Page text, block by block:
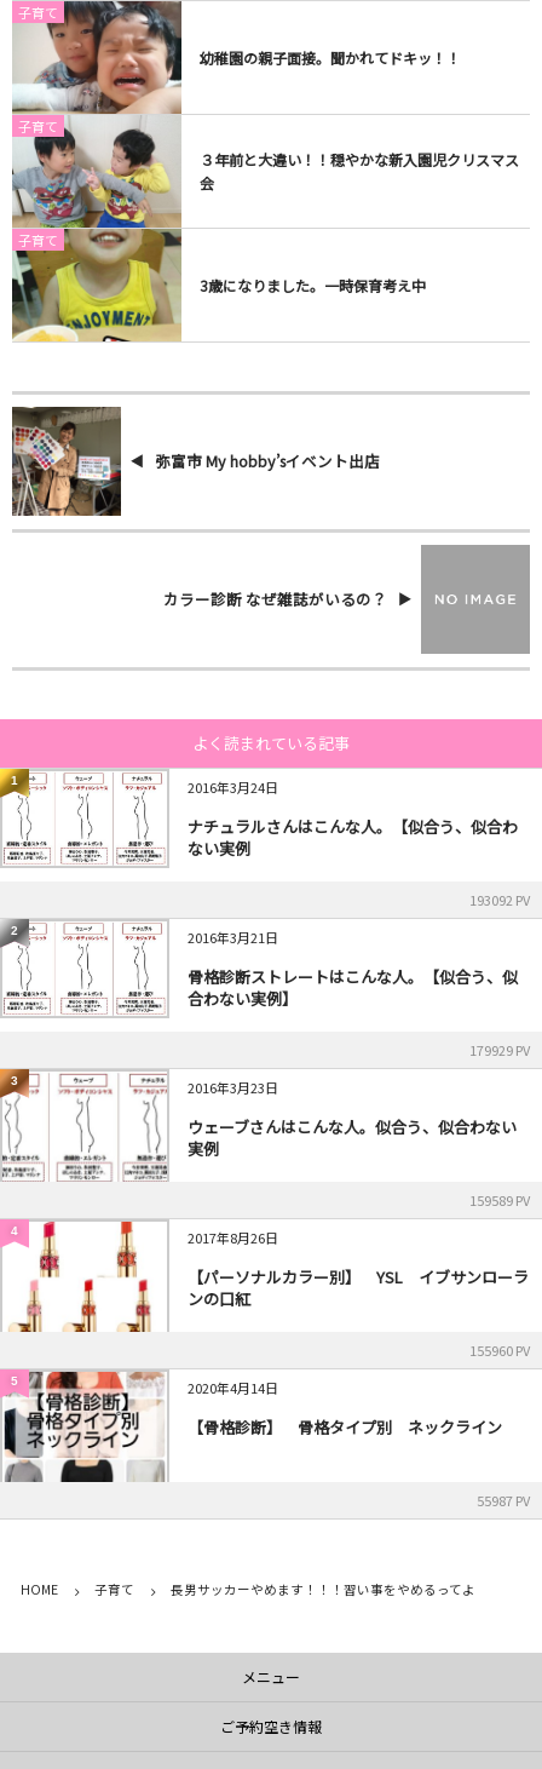
子育て
幼稚園の親子面接。聞かれてドキッ！！
子育て
３年前と大違い！！穏やかな新入園児クリスマス
会
子育て
3歳になりました。一時保育考え中
弥富市 My hobby’sイベント出店
カラー診断 なぜ雑誌がいるの？
よく読まれている記事
1 2016年3月24日
ナチュラルさんはこんな人。【似合う、似合わ
ない実例
193092 PV
2 2016年3月21日
骨格診断ストレートはこんな人。【似合う、似
合わない実例】
179929 PV
3 2016年3月23日
ウェーブさんはこんな人。似合う、似合わない
実例
159589 PV
4 2017年8月26日
【パーソナルカラー別】 YSL イブサンローラ
ンの口紅
155960 PV
5 2020年4月14日
【骨格診断】 骨格タイプ別 ネックライン
55987 PV
HOME 子育て 長男サッカーやめます！！！習い事をやめるってよ
メニュー
ご予約空き情報